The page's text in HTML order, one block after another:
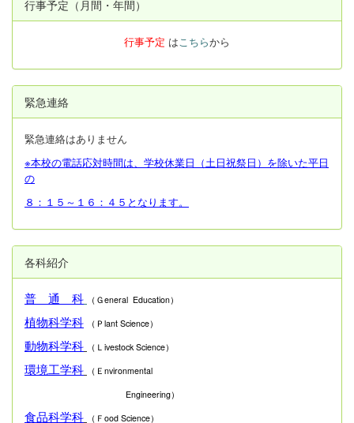
行事予定（月間・年間）
行事予定 はこちらから
緊急連絡
緊急連絡はありません
※本校の電話応対時間は、学校休業日（土日祝祭日）を除いた平日
の
８：１５～１６：４５となります。
各科紹介
普 通 科 （Ｇeneral Education）
植物科学科 （Ｐlant Science）
動物科学科 （Ｌivestock Science）
環境工学科
（Ｅnvironmental
Engineering）
食品科学科 （Ｆood Science）